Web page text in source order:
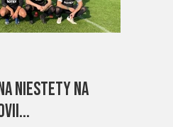
niestety na